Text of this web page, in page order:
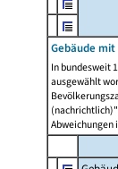
Gebäude mit
In bundesweit
ausgewählt
Abweichungen